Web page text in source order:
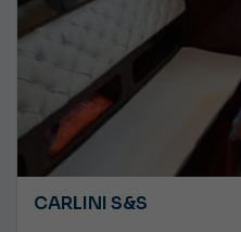
CARLINI S&S